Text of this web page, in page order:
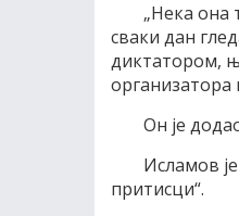
„Нека она
сваки дан
диктатором,
организатора
Он је
Исламов
притисци“.